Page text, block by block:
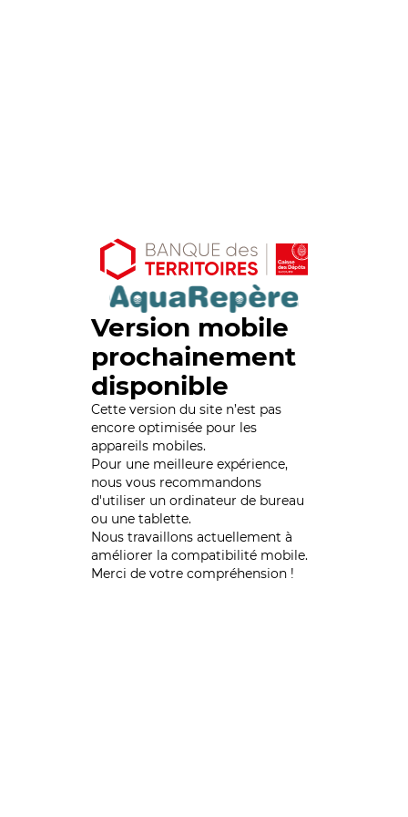
Version mobile
prochainement
disponible
Cette version du site n’est pas
encore optimisée pour les
appareils mobiles.
Pour une meilleure expérience,
nous vous recommandons
d'utiliser un ordinateur de bureau
ou une tablette.
Nous travaillons actuellement à
améliorer la compatibilité mobile.
Merci de votre compréhension !